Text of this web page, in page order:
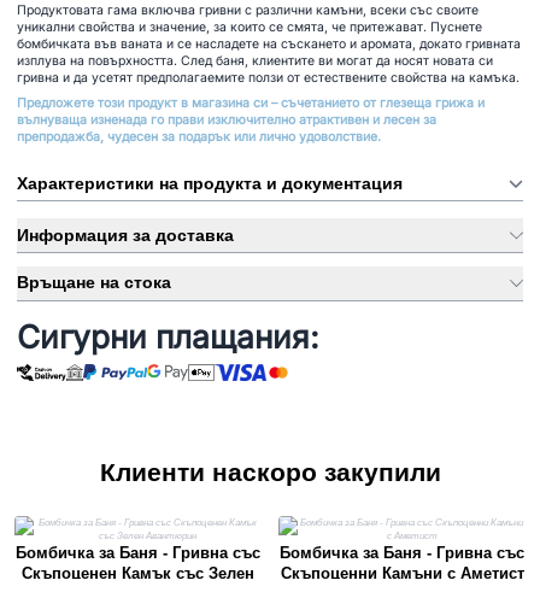
Продуктовата гама включва гривни с различни камъни, всеки със своите
уникални свойства и значение, за които се смята, че притежават. Пуснете
бомбичката във ваната и се насладете на съскането и аромата, докато гривната
изплува на повърхността. След баня, клиентите ви могат да носят новата си
гривна и да усетят предполагаемите ползи от естествените свойства на камъка.
Предложете този продукт в магазина си – съчетанието от глезеща грижа и
вълнуваща изненада го прави изключително атрактивен и лесен за
препродажба, чудесен за подарък или лично удоволствие.
Характеристики на продукта и документация
Информация за доставка
Връщане на стока
Сигурни плащания:
Клиенти наскоро закупили
Бомбичка за Баня - Гривна със
Скъпоценен Камък със Зелен
Бомбичка за Баня - Гривна със
Скъпоценни Камъни с Аметист